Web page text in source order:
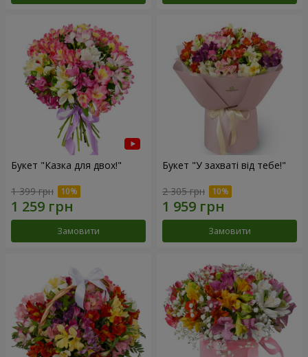
Букет "Казка для двох!"
1 399 грн
Замовити
Букет "У захваті від тебе!"
2 305 грн
Замовити